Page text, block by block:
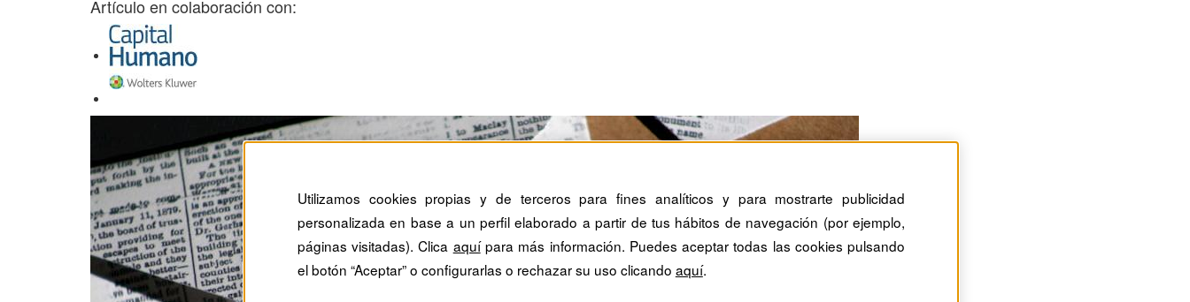
Artículo en colaboración con:
Utilizamos cookies propias y de terceros para fines analíticos y para mostrarte publicidad
personalizada en base a un perfil elaborado a partir de tus hábitos de navegación (por ejemplo,
páginas visitadas). Clica aquípara más información. Puedes aceptar todas las cookies pulsando
el botón “Aceptar” o configurarlas o rechazar su uso clicando aquí.